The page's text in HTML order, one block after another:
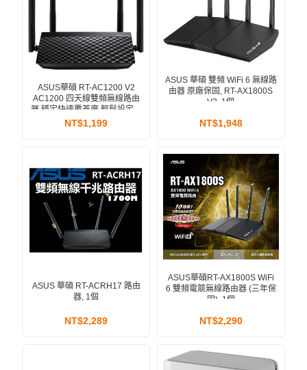
ASUS華碩 RT-AC1200 V2
AC1200 四天線雙頻無線路由
器 穩定快速覆蓋廣 輕鬆設定享
受飆網, 1個
NT$1,199
ASUS 華碩 雙頻 WiFi 6 無線路
由器 原廠保固, RT-AX1800S
V2, 1個
NT$1,948
ASUS 華碩 RT-ACRH17 路由
器, 1個
NT$2,289
ASUS華碩RT-AX1800S WiFi
6 雙頻電競無線路由器 (三年保
固), 1個
NT$2,290